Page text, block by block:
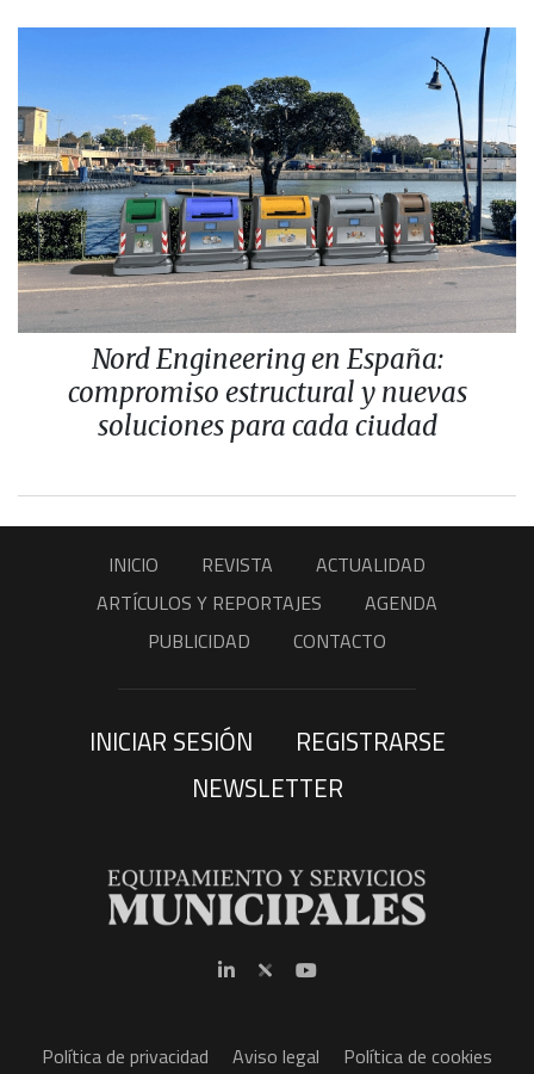
Nord Engineering en España:
compromiso estructural y nuevas
soluciones para cada ciudad
INICIO REVISTA
ACTUALIDAD
ARTÍCULOS Y REPORTAJES
AGENDA
PUBLICIDAD
CONTACTO
INICIAR SESIÓN
REGISTRARSE
NEWSLETTER
Política de privacidad Aviso legal
Política de cookies